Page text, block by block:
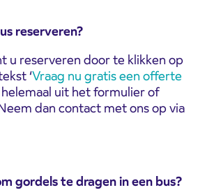
reserveren?
u reserveren door te klikken op
‘Vraag nu gratis een offerte
helemaal uit het formulier of
dan contact met ons op via
gordels te dragen in een bus?